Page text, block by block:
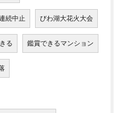
続中止 びわ湖大花火大会
る 鑑賞できるマンション